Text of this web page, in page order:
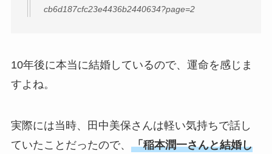
cb6d187cfc23e4436b2440634?page=2
10年後に本当に結婚しているので、運命を感じま
すよね。
実際には当時、田中美保さんは軽い気持ちで話し
ていたことだったので、 「稲本潤一さんと結婚し